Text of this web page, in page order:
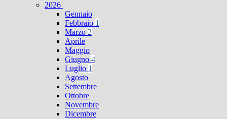
2026
Gennaio
Febbraio 1
Marzo 2
Aprile
Maggio
Giugno 4
Luglio 1
Agosto
Settembre
Ottobre
Novembre
Dicembre